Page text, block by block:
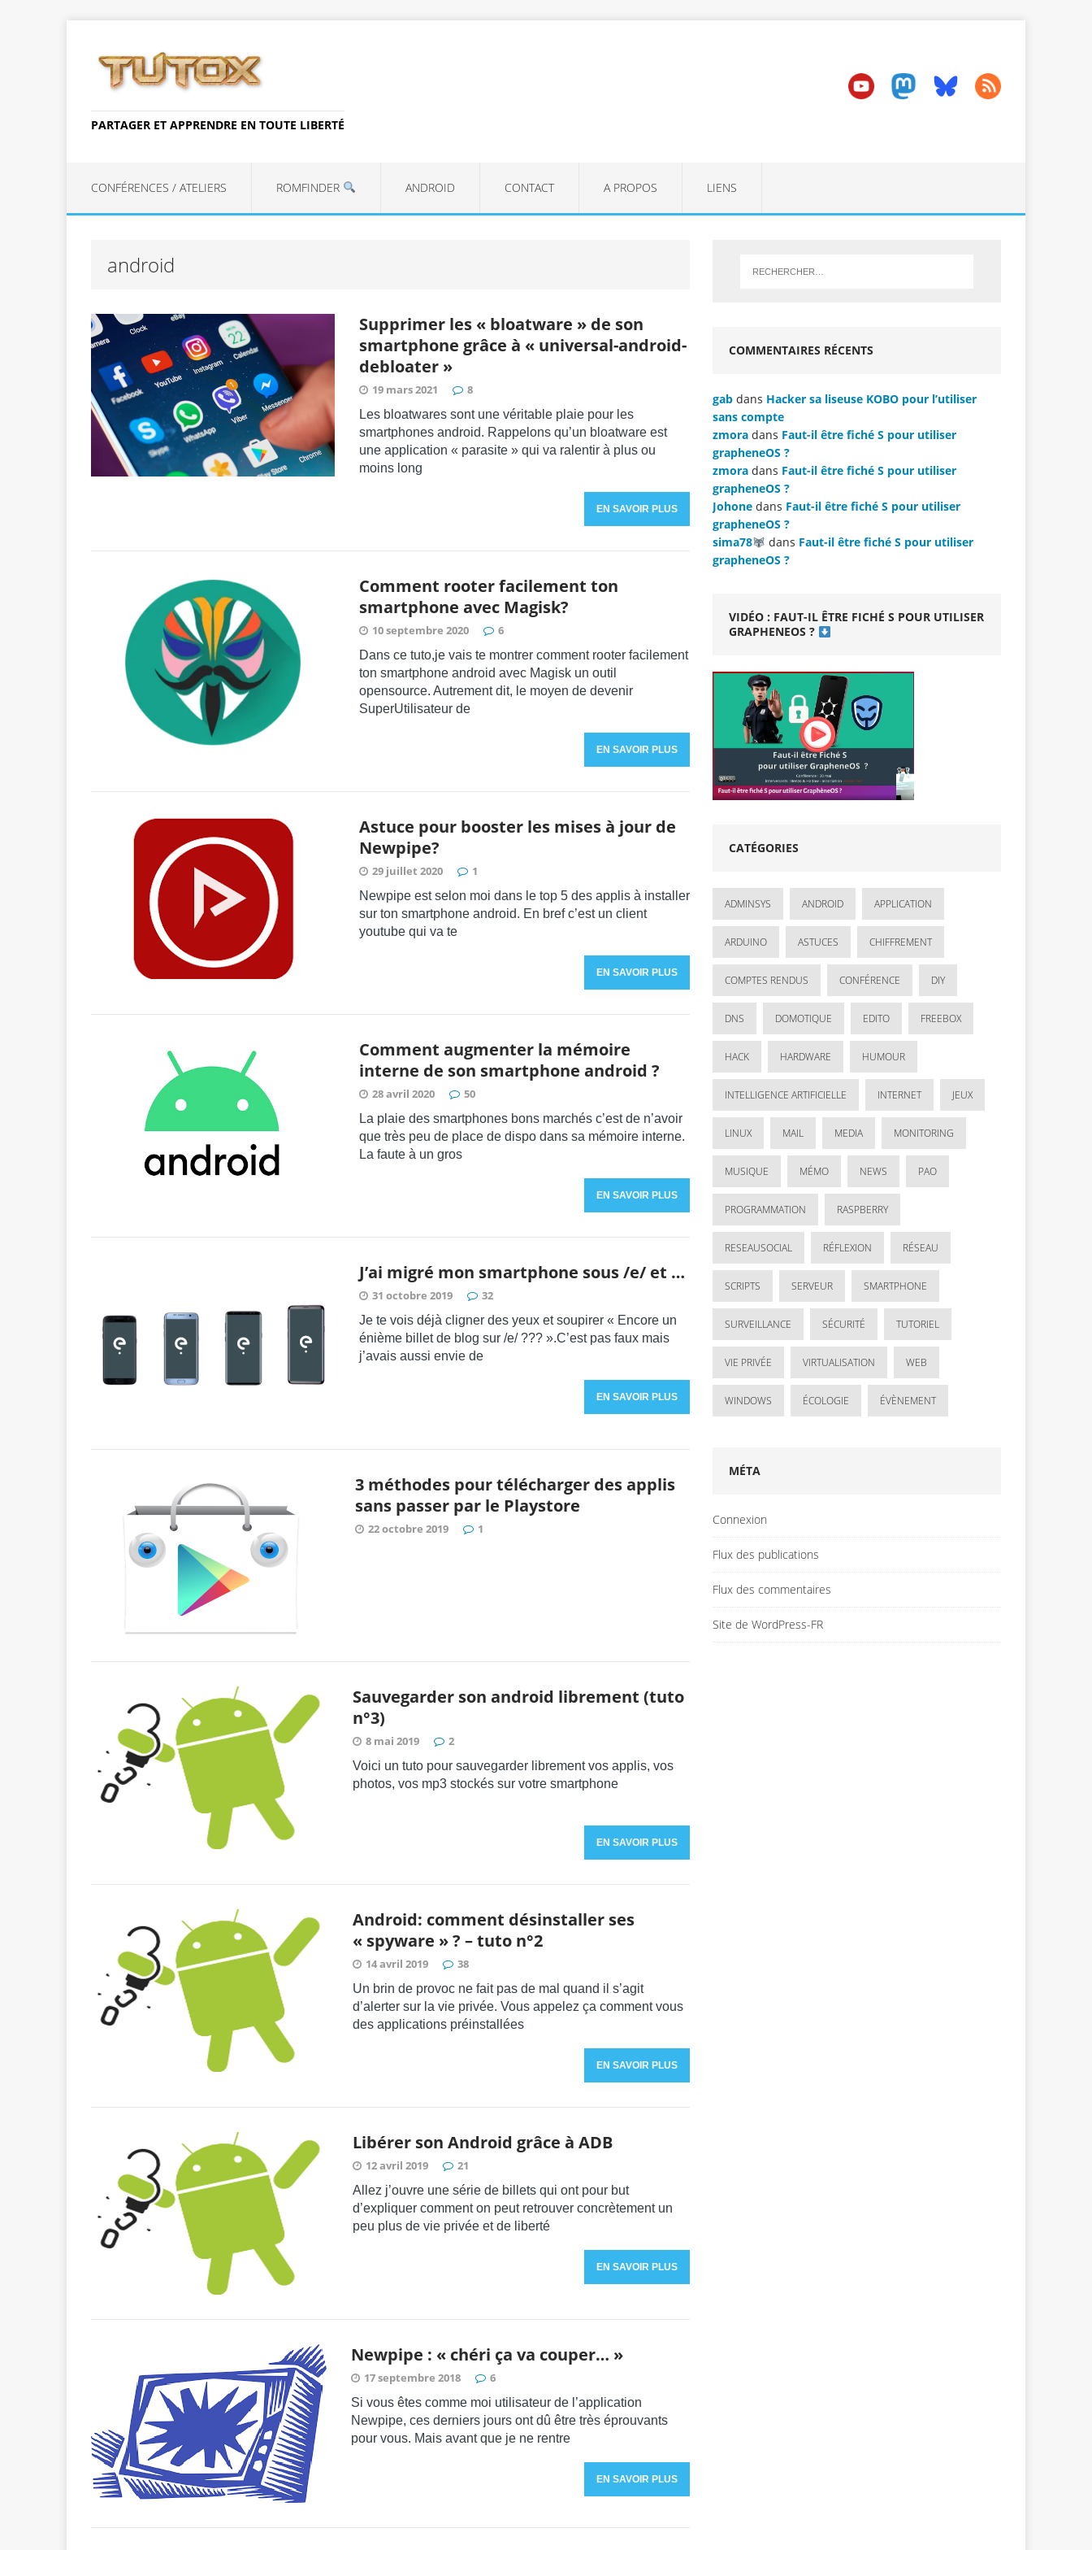
PARTAGER ET APPRENDRE EN TOUTE LIBERTÉ
CONFÉRENCES / ATELIERS ROMFINDER ANDROID CONTACT A PROPOS LIENS
android
Supprimer les « bloatware » de son
smartphone grâce à « universal-android-
debloater »
19 mars 2021 8
Les bloatwares sont une véritable plaie pour les
smartphones android. Rappelons qu’un bloatware est
une application « parasite » qui va ralentir à plus ou
moins long
EN SAVOIR PLUS
Comment rooter facilement ton
smartphone avec Magisk?
10 septembre 2020 6
Dans ce tuto,je vais te montrer comment rooter facilement
ton smartphone android avec Magisk un outil
opensource. Autrement dit, le moyen de devenir
SuperUtilisateur de
EN SAVOIR PLUS
Astuce pour booster les mises à jour de
Newpipe?
29 juillet 2020 1
Newpipe est selon moi dans le top 5 des applis à installer
sur ton smartphone android. En bref c’est un client
youtube qui va te
EN SAVOIR PLUS
Comment augmenter la mémoire
interne de son smartphone android ?
28 avril 2020 50
La plaie des smartphones bons marchés c’est de n’avoir
que très peu de place de dispo dans sa mémoire interne.
La faute à un gros
EN SAVOIR PLUS
J’ai migré mon smartphone sous /e/ et …
31 octobre 2019 32
Je te vois déjà cligner des yeux et soupirer « Encore un
énième billet de blog sur /e/ ??? ».C’est pas faux mais
j’avais aussi envie de
EN SAVOIR PLUS
3 méthodes pour télécharger des applis
sans passer par le Playstore
22 octobre 2019 1
Sauvegarder son android librement (tuto
n°3)
8 mai 2019 2
Voici un tuto pour sauvegarder librement vos applis, vos
photos, vos mp3 stockés sur votre smartphone
EN SAVOIR PLUS
Android: comment désinstaller ses
« spyware » ? – tuto n°2
14 avril 2019 38
Un brin de provoc ne fait pas de mal quand il s’agit
d’alerter sur la vie privée. Vous appelez ça comment vous
des applications préinstallées
EN SAVOIR PLUS
Libérer son Android grâce à ADB
12 avril 2019 21
Allez j’ouvre une série de billets qui ont pour but
d’expliquer comment on peut retrouver concrètement un
peu plus de vie privée et de liberté
EN SAVOIR PLUS
Newpipe : « chéri ça va couper… »
17 septembre 2018 6
Si vous êtes comme moi utilisateur de l’application
Newpipe, ces derniers jours ont dû être très éprouvants
pour vous. Mais avant que je ne rentre
EN SAVOIR PLUS
COMMENTAIRES RÉCENTS
gab dans Hacker sa liseuse KOBO pour l’utiliser
sans compte
zmora dans Faut-il être fiché S pour utiliser
grapheneOS ?
zmora dans Faut-il être fiché S pour utiliser
grapheneOS ?
Johone dans Faut-il être fiché S pour utiliser
grapheneOS ?
sima78
dans Faut-il être fiché S pour utiliser
grapheneOS ?
VIDÉO : FAUT-IL ÊTRE FICHÉ S POUR UTILISER
GRAPHENEOS ?
CATÉGORIES
ADMINSYS ANDROID APPLICATION
ARDUINO ASTUCES CHIFFREMENT
COMPTES RENDUS CONFÉRENCE DIY
DNS DOMOTIQUE EDITO FREEBOX
HACK HARDWARE HUMOUR
INTELLIGENCE ARTIFICIELLE INTERNET JEUX
LINUX MAIL MEDIA MONITORING
MUSIQUE MÉMO NEWS PAO
PROGRAMMATION RASPBERRY
RESEAUSOCIAL RÉFLEXION RÉSEAU
SCRIPTS SERVEUR SMARTPHONE
SURVEILLANCE SÉCURITÉ TUTORIEL
VIE PRIVÉE VIRTUALISATION WEB
WINDOWS ÉCOLOGIE ÉVÈNEMENT
MÉTA
Connexion
Flux des publications
Flux des commentaires
Site de WordPress-FR